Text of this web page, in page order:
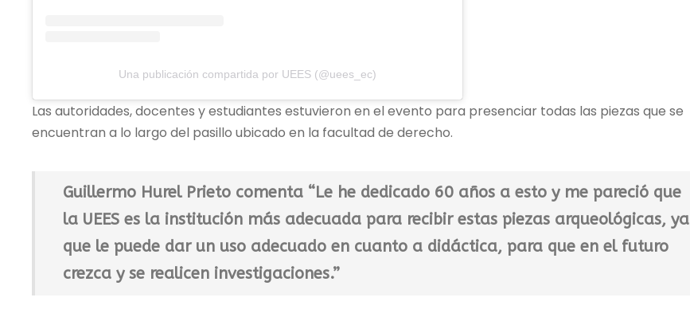
Una publicación compartida por UEES (@uees_ec)
Las autoridades, docentes y estudiantes estuvieron en el evento para presenciar todas las piezas que se
encuentran a lo largo del pasillo ubicado en la facultad de derecho.
Guillermo Hurel Prieto comenta “Le he dedicado 60 años a esto y me pareció que
la UEES es la institución más adecuada para recibir estas piezas arqueológicas, ya
que le puede dar un uso adecuado en cuanto a didáctica, para que en el futuro
crezca y se realicen investigaciones.”